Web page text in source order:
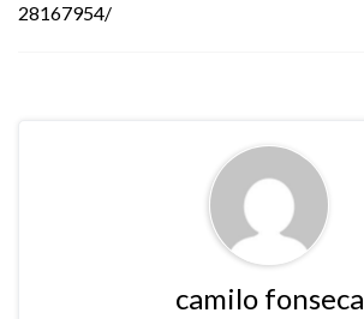
28167954/
camilo fonseca